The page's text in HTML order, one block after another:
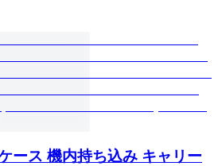
ース 機内持ち込み キャリー